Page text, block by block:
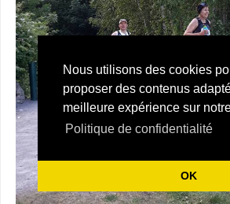
Nous utilisons des cookies
proposer des contenus
meilleure expérience sur
Politique de confidentialité
OK